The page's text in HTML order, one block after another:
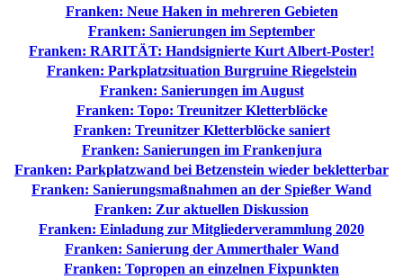
Franken: Neue Haken in mehreren Gebieten
Franken: Sanierungen im September
Franken: RARITÄT: Handsignierte Kurt Albert-Poster!
Franken: Parkplatzsituation Burgruine Riegelstein
Franken: Sanierungen im August
Franken: Topo: Treunitzer Kletterblöcke
Franken: Treunitzer Kletterblöcke saniert
Franken: Sanierungen im Frankenjura
Franken: Parkplatzwand bei Betzenstein wieder bekletterbar
Franken: Sanierungsmaßnahmen an der Spießer Wand
Franken: Zur aktuellen Diskussion
Franken: Einladung zur Mitgliederverammlung 2020
Franken: Sanierung der Ammerthaler Wand
Franken: Topropen an einzelnen Fixpunkten